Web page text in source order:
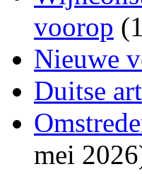
voorop
Nieuwe
Duitse
mei